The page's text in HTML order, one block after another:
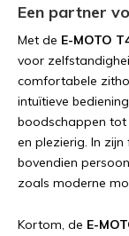
Een partner
Met de E-MOTO
voor
comfortabele
intuïtieve bediening
boodschappen tot
en plezierig. In zijn
bovendien
zoals moderne
Kortom, de E-